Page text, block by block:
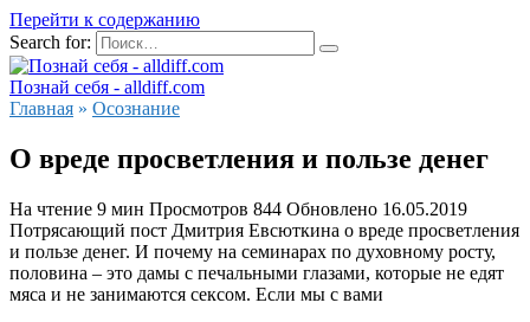
Перейти к содержанию
Search for:
Познай себя - alldiff.com
Главная » Осознание
О вреде просветления и пользе денег
На чтение 9 мин Просмотров 844 Обновлено 16.05.2019
Потрясающий пост Дмитрия Евсюткина о вреде просветления
и пользе денег. И почему на семинарах по духовному росту,
половина – это дамы с печальными глазами, которые не едят
мяса и не занимаются сексом. Если мы с вами